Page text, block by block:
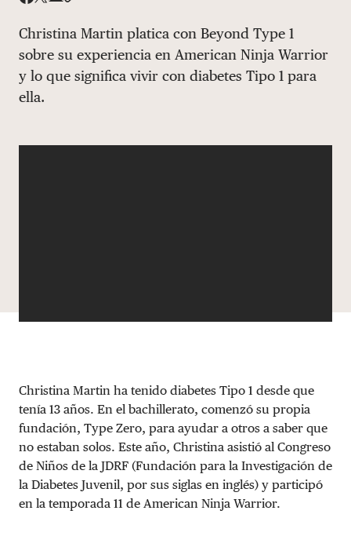
Christina Martin platica con Beyond Type 1
sobre su experiencia en American Ninja Warrior
y lo que significa vivir con diabetes Tipo 1 para
ella.
Christina Martin ha tenido diabetes Tipo 1 desde que
tenía 13 años. En el bachillerato, comenzó su propia
fundación, Type Zero, para ayudar a otros a saber que
no estaban solos. Este año, Christina asistió al Congreso
de Niños de la JDRF (Fundación para la Investigación de
la Diabetes Juvenil, por sus siglas en inglés) y participó
en la temporada 11 de American Ninja Warrior.